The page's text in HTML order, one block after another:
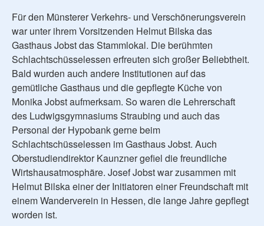
Für den Münsterer Verkehrs- und Verschönerungsverein
war unter ihrem Vorsitzenden Helmut Bilska das
Gasthaus Jobst das Stammlokal. Die berühmten
Schlachtschüsselessen erfreuten sich großer Beliebtheit.
Bald wurden auch andere Institutionen auf das
gemütliche Gasthaus und die gepflegte Küche von
Monika Jobst aufmerksam. So waren die Lehrerschaft
des Ludwigsgymnasiums Straubing und auch das
Personal der Hypobank gerne beim
Schlachtschüsselessen im Gasthaus Jobst. Auch
Oberstudiendirektor Kaunzner gefiel die freundliche
Wirtshausatmosphäre. Josef Jobst war zusammen mit
Helmut Bilska einer der Initiatoren einer Freundschaft mit
einem Wanderverein in Hessen, die lange Jahre gepflegt
worden ist.